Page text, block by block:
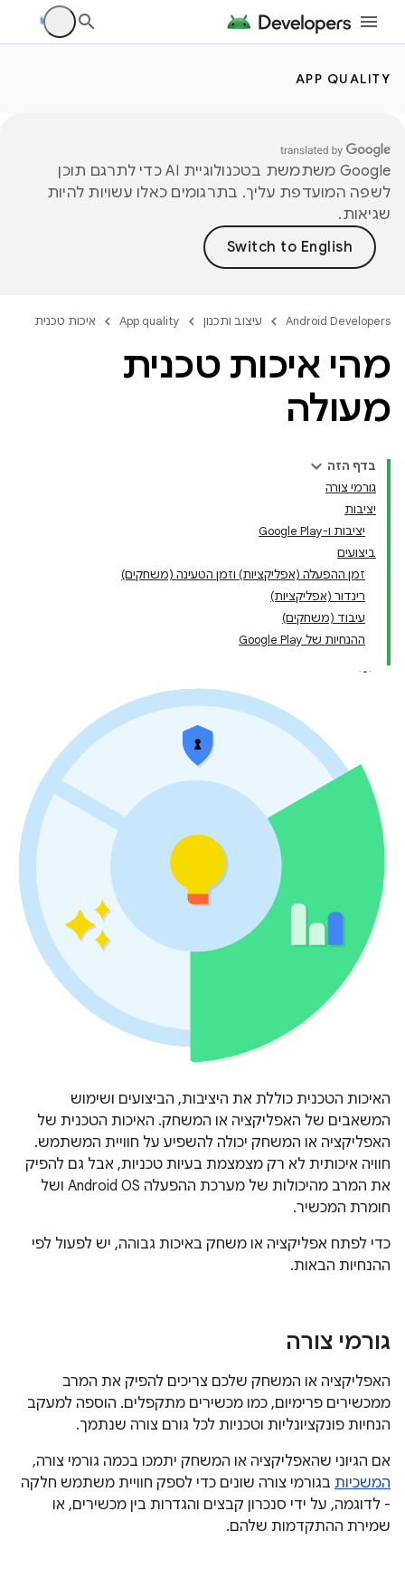
APP QUALITY
‫Google משתמשת בטכנולוגיית AI כדי לתרגם תוכן
לשפה המועדפת עליך. בתרגומים כאלו עשויות להיות
שגיאות.
Android Developers עיצוב ותכנון App quality איכות טכנית
מהי איכות טכנית
מעולה
בדף הזה
גורמי צורה
יציבות
יציבות ו-Google Play
ביצועים
זמן ההפעלה (אפליקציות) וזמן הטעינה (משחקים)
רינדור (אפליקציות)
עיבוד (משחקים)
ההנחיות של Google Play
האיכות הטכנית כוללת את היציבות, הביצועים ושימוש
המשאבים של האפליקציה או המשחק. האיכות הטכנית של
האפליקציה או המשחק יכולה להשפיע על חוויית המשתמש.
חוויה איכותית לא רק מצמצמת בעיות טכניות, אבל גם להפיק
את המרב מהיכולות של מערכת ההפעלה Android OS ושל
חומרת המכשיר.
כדי לפתח אפליקציה או משחק באיכות גבוהה, יש לפעול לפי
ההנחיות הבאות.
גורמי צורה
האפליקציה או המשחק שלכם צריכים להפיק את המרב
ממכשירים פרימיום, כמו מכשירים מתקפלים. הוספה למעקב
הנחיות פונקציונליות וטכניות לכל גורם צורה שנתמך.
אם הגיוני שהאפליקציה או המשחק יתמכו בכמה גורמי צורה,
המשכיות בגורמי צורה שונים כדי לספק חוויית משתמש חלקה
- לדוגמה, על ידי סנכרון קבצים והגדרות בין מכשירים, או
שמירת ההתקדמות שלהם.